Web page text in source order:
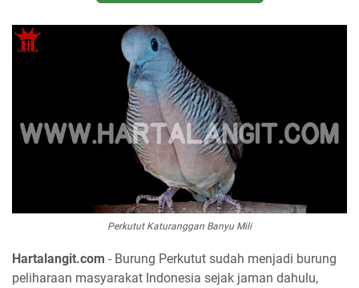
Perkutut Katuranggan Banyu Mili
Hartalangit.com - Burung Perkutut sudah menjadi burung
peliharaan masyarakat Indonesia sejak jaman dahulu,